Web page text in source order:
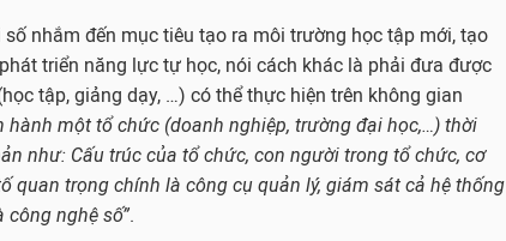
nhắm đến mục tiêu tạo ra môi trường học tập mới, tạo
triển năng lực tự học, nói cách khác là phải đưa được
tập, giảng dạy, …) có thể thực hiện trên không gian
hành một tổ chức (doanh nghiệp, trường đại học,…) thời
như: Cấu trúc của tổ chức, con người trong tổ chức, cơ
quan trọng chính là công cụ quản lý, giám sát cả hệ thống
nghệ số”.